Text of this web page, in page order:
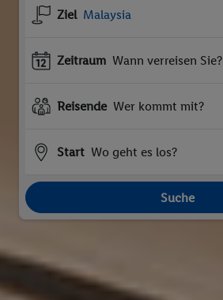
Ziel Malaysia
Zeitraum Wann verreisen Sie?
Reisende Wer kommt mit?
Start Wo geht es los?
Suche